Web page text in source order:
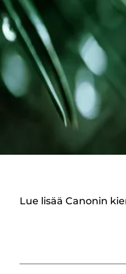
Lue lisää Canonin